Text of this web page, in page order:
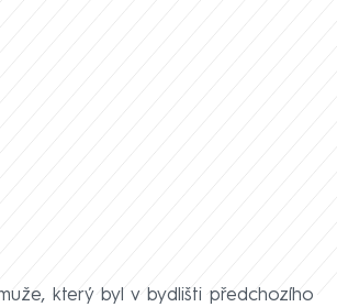
který byl v bydlišti předchozího